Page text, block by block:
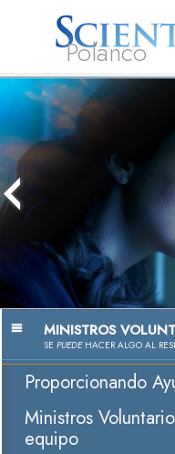
Polanco
L. Ronald
Hubbard
Scientology?
MINISTROS
SE PUEDEHACER ALGO AL
Proporcionando
Ministros
equipo